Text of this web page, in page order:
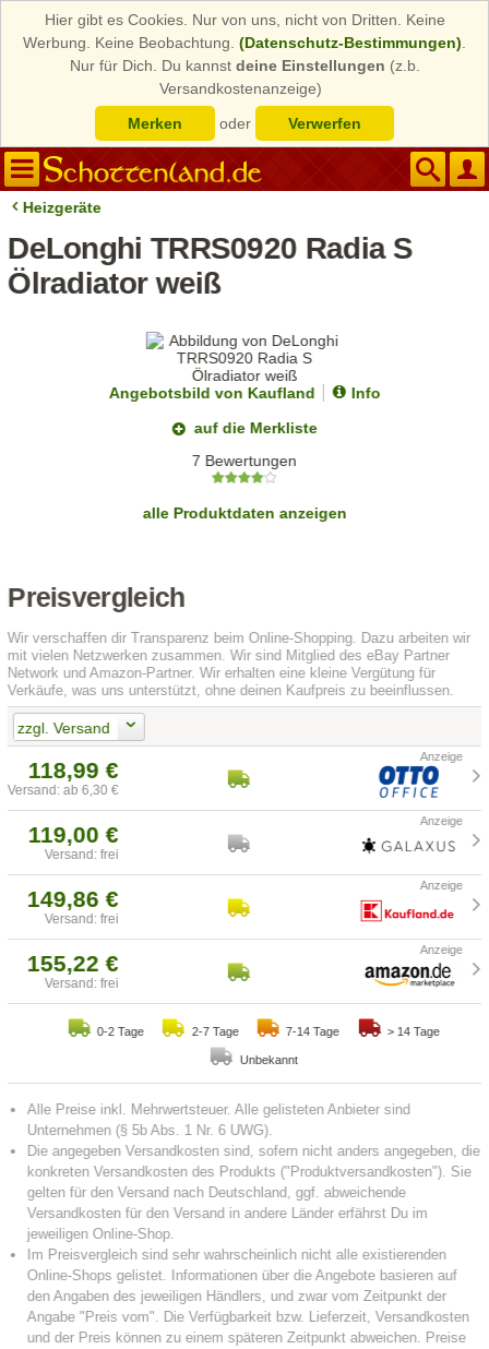
Hier gibt es Cookies. Nur von uns, nicht von Dritten. Keine
Werbung. Keine Beobachtung. (Datenschutz-Bestimmungen)
Nur für Dich. Du kannst deine Einstellungen (z.b.
Versandkostenanzeige)
Merken
oder Verwerfen
Heizgeräte
DeLonghi TRRS0920 Radia S
Ölradiator weiß
Angebotsbild von Kaufland
Info
auf die Merkliste
7 Bewertungen
alle Produktdaten anzeigen
Preisvergleich
Wir verschaffen dir Transparenz beim Online-Shopping. Dazu arbeiten wir
mit vielen Netzwerken zusammen. Wir sind Mitglied des eBay Partner
Network und Amazon-Partner. Wir erhalten eine kleine Vergütung für
Verkäufe, was uns unterstützt, ohne deinen Kaufpreis zu beeinflussen.
zzgl. Versand
118,99 €
Versand: ab 6,30 €
119,00 €
Versand: frei
149,86 €
Versand: frei
155,22 €
Versand: frei
0-2 Tage 2-7 Tage 7-14 Tage > 14 Tage
Unbekannt